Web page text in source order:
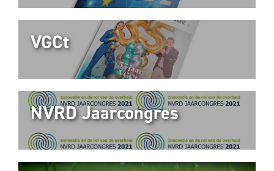
VGCt
NVRD Jaarcongres